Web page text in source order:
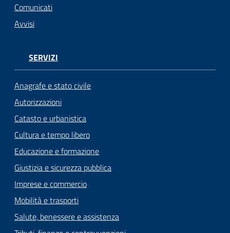
Comunicati
Avvisi
SERVIZI
Anagrafe e stato civile
Autorizzazioni
Catasto e urbanistica
Cultura e tempo libero
Educazione e formazione
Giustizia e sicurezza pubblica
Imprese e commercio
Mobilità e trasporti
Salute, benessere e assistenza